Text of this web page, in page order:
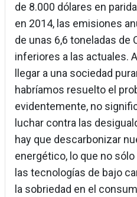
de 8.000 dólares en
en 2014, las emisiones
de unas 6,6 toneladas de
inferiores a las actuales.
llegar a una sociedad
habríamos resuelto el
evidentemente, no
luchar contra las
hay que descarbonizar
energético, lo que no
las tecnologías de bajo
la sobriedad en el